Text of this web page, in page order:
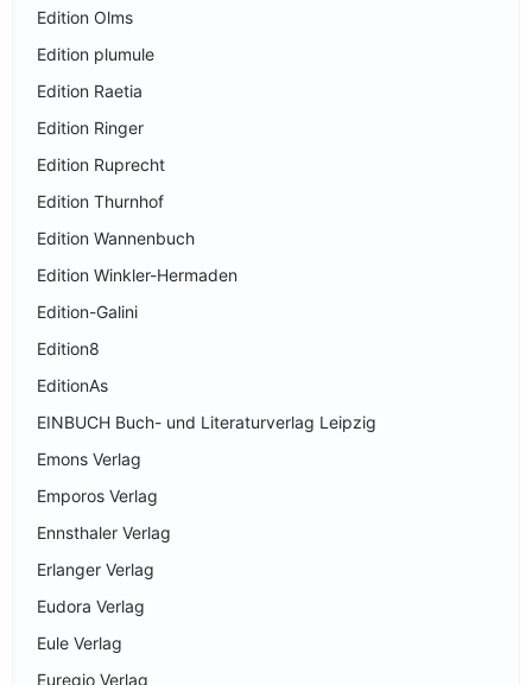
Edition Olms
Edition plumule
Edition Raetia
Edition Ringer
Edition Ruprecht
Edition Thurnhof
Edition Wannenbuch
Edition Winkler-Hermaden
Edition-Galini
Edition8
EditionAs
EINBUCH Buch- und Literaturverlag Leipzig
Emons Verlag
Emporos Verlag
Ennsthaler Verlag
Erlanger Verlag
Eudora Verlag
Eule Verlag
Euregio Verlag